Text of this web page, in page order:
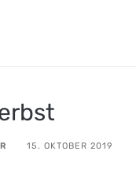
15. OKTOBER 2019